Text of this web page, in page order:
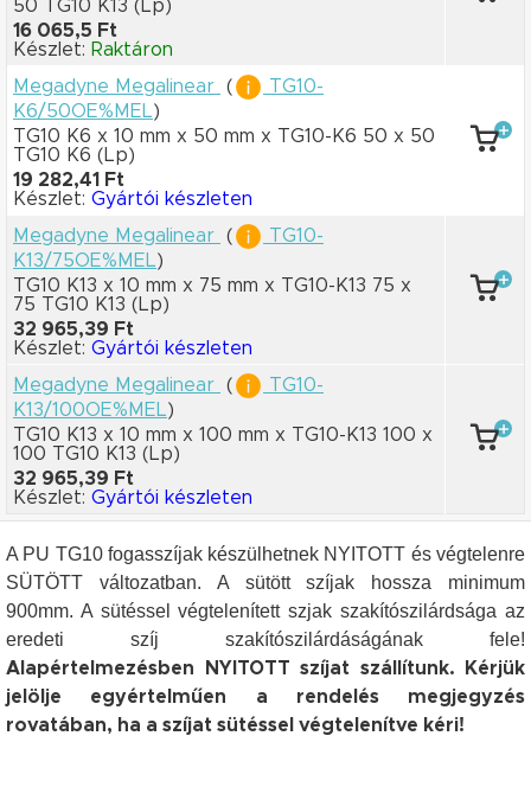
50 TG10 K13 (Lp)
16 065,5 Ft
Készlet: Raktáron
Megadyne Megalinear
(
TG10-
K6/50OE%MEL)
TG10 K6 x 10 mm x 50 mm x TG10-K6 50 x 50
TG10 K6 (Lp)
19 282,41 Ft
Készlet: Gyártói készleten
Megadyne Megalinear
(
TG10-
K13/75OE%MEL)
TG10 K13 x 10 mm x 75 mm x TG10-K13 75 x
75 TG10 K13 (Lp)
32 965,39 Ft
Készlet: Gyártói készleten
Megadyne Megalinear
(
TG10-
K13/100OE%MEL)
TG10 K13 x 10 mm x 100 mm x TG10-K13 100 x
100 TG10 K13 (Lp)
32 965,39 Ft
Készlet: Gyártói készleten
A PU TG10 fogasszíjak készülhetnek NYITOTT és végtelenre
SÜTÖTT változatban. A sütött szíjak hossza minimum
900mm. A sütéssel végtelenített szjak szakítószilárdsága az
eredeti szíj szakítószilárdáságának fele!
Alapértelmezésben NYITOTT szíjat szállítunk. Kérjük
jelölje egyértelműen a rendelés megjegyzés
rovatában, ha a szíjat sütéssel végtelenítve kéri!